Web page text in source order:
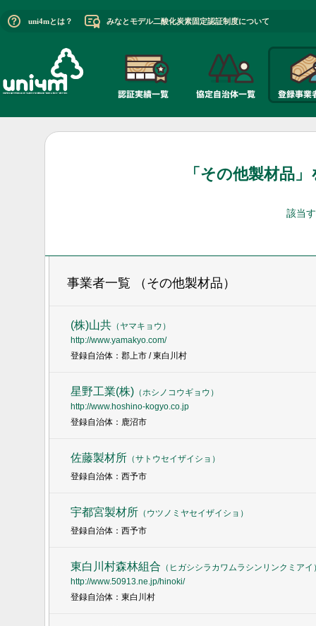
uni4mとは？ みなとモデル二酸化炭素固定認証制度について
「その他製材品
該当
事業者一覧 （その他製材品）
(株)山共（ ヤマキョウ ）
http://www.yamakyo.com/
登録自治体：郡上市 / 東白川村
星野工業(株)（ホシノコウギョウ ）
http://www.hoshino-kogyo.co.jp
登録自治体：鹿沼市
佐藤製材所（サトウセイザイショ ）
登録自治体：西予市
宇都宮製材所（ ウツノミヤセイザイショ ）
登録自治体：西予市
東白川村森林組合 （ ヒガシシラカワムラシンリンクミアイ
http://www.50913.ne.jp/hinoki/
登録自治体：東白川村